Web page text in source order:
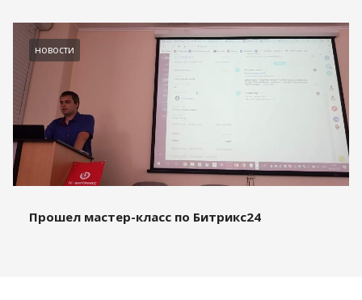
новости
Прошел мастер-класс по Битрикс24